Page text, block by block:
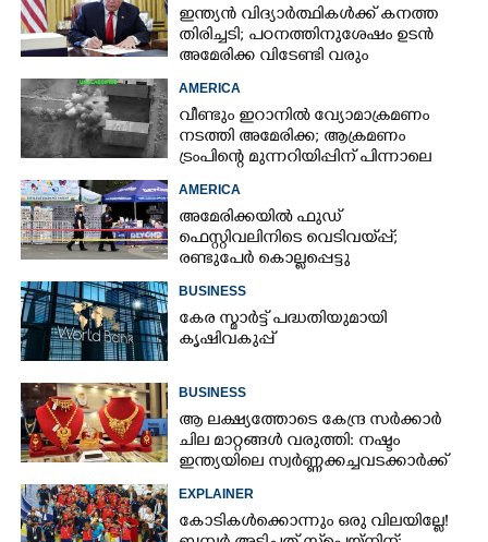
ഇന്ത്യൻ വിദ്യാർത്ഥികൾക്ക് കനത്ത
തിരിച്ചടി; പഠനത്തിനുശേഷം ഉടൻ
അമേരിക്ക വിടേണ്ടി വരും
AMERICA
വീണ്ടും ഇറാനിൽ വ്യോമാക്രമണം
നടത്തി അമേരിക്ക; ആക്രമണം
ട്രംപിന്റെ മുന്നറിയിപ്പിന് പിന്നാലെ
AMERICA
അമേരിക്കയിൽ ഫുഡ്
ഫെസ്റ്റിവലിനിടെ വെടിവയ്‌പ്പ്;
രണ്ടുപേർ കൊല്ലപ്പെട്ടു
BUSINESS
കേര സ്മാർട്ട് പദ്ധതിയുമായി
കൃഷിവകുപ്പ്
BUSINESS
ആ ലക്ഷ്യത്തോടെ കേന്ദ്ര സർക്കാർ
ചില മാറ്റങ്ങൾ വരുത്തി: നഷ്ടം
ഇന്ത്യയിലെ സ്വർണ്ണക്കച്ചവടക്കാർക്ക്
EXPLAINER
കോടികൾക്കൊന്നും ഒരു വിലയില്ലേ!